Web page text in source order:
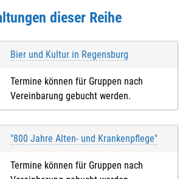
dieser Reihe
Bier und Kultur in Regensburg
Termine können für Gruppen nach
Vereinbarung gebucht werden.
"800 Jahre Alten- und Krankenpflege"
Termine können für Gruppen nach